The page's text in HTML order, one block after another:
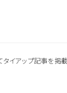
タイアップ記事を掲